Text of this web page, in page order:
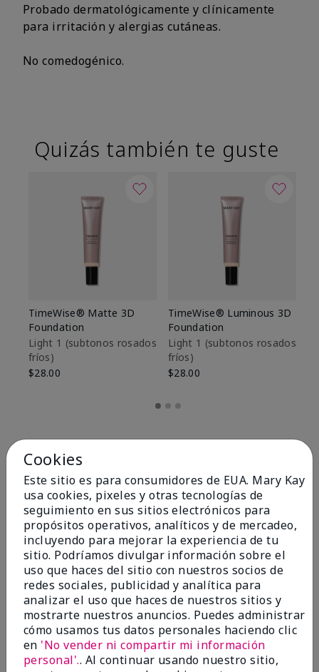
Probado dermatológicamente y clínicamente
para irritación y alergias cutáneas.
No comedogénico.
Quizás también te guste
TimeWise® Matte 3D
Foundation
Light 1​ (subtonos rosados
fríos)
$28.00
TimeWise® Luminous 3D
Foundation
Light 1​ (subtonos rosados
fríos)
$28.00
OPINIONES
4.8
Cookies
Este sitio es para consumidores de EUA. Mary Kay
usa cookies, pixeles y otras tecnologías de
seguimiento en sus sitios electrónicos para
propósitos operativos, analíticos y de mercadeo,
incluyendo para mejorar la experiencia de tu
sitio. Podríamos divulgar información sobre el
uso que haces del sitio con nuestros socios de
redes sociales, publicidad y analítica para
analizar el uso que haces de nuestros sitios y
mostrarte nuestros anuncios. Puedes administrar
cómo usamos tus datos personales haciendo clic
en 'No vender ni compartir mi información
personal'.. Al continuar usando nuestro sitio,